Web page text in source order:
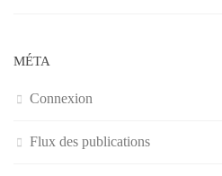
MÉTA
Connexion
Flux des publications